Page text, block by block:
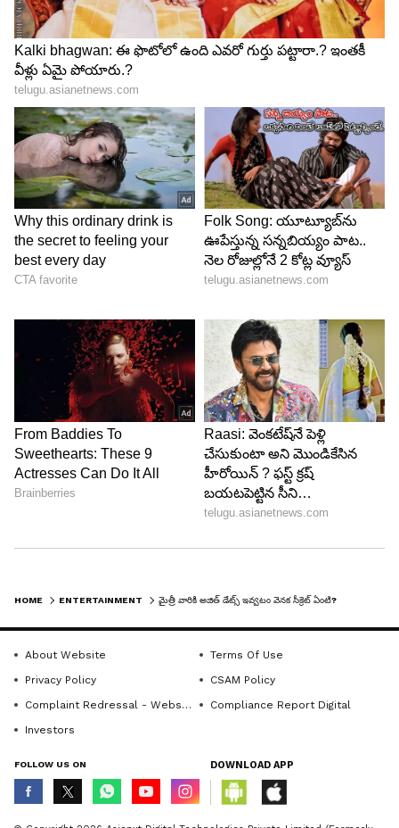
HOME ENTERTAINMENT మైత్రీ వారికి అజిత్ డేట్స్ ఇవ్వటం వెనక సీక్రెట్ ఏంటి?
About Website
Terms Of Use
Privacy Policy
CSAM Policy
Complaint Redressal - Website
Compliance Report Digital
Investors
FOLLOW US ON DOWNLOAD APP